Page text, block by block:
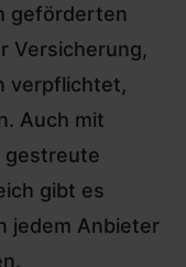
geförderten
Versicherung,
verpflichtet,
Auch mit
gestreute
gibt es
jedem Anbieter